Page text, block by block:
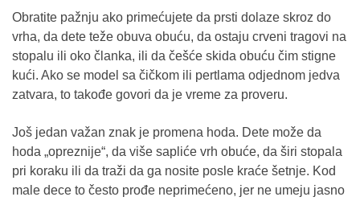
Obratite pažnju ako primećujete da prsti dolaze skroz do
vrha, da dete teže obuva obuću, da ostaju crveni tragovi na
stopalu ili oko članka, ili da češće skida obuću čim stigne
kući. Ako se model sa čičkom ili pertlama odjednom jedva
zatvara, to takođe govori da je vreme za proveru.
Još jedan važan znak je promena hoda. Dete može da
hoda „opreznije“, da više sapliće vrh obuće, da širi stopala
pri koraku ili da traži da ga nosite posle kraće šetnje. Kod
male dece to često prođe neprimećeno, jer ne umeju jasno